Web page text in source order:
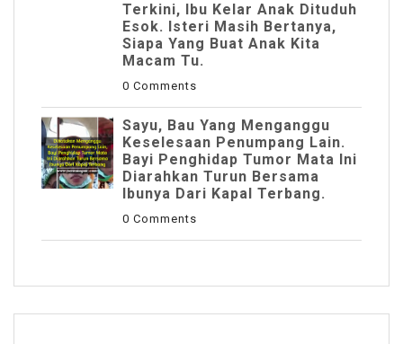
Terkini, Ibu Kelar Anak Dituduh
Esok. Isteri Masih Bertanya,
Siapa Yang Buat Anak Kita
Macam Tu.
0 Comments
Sayu, Bau Yang Menganggu
Keselesaan Penumpang Lain.
Bayi Penghidap Tumor Mata Ini
Diarahkan Turun Bersama
Ibunya Dari Kapal Terbang.
0 Comments